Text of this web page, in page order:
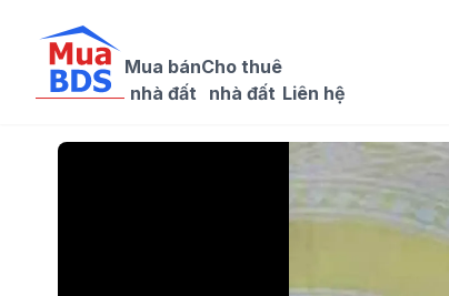
Mua bán
nhà đất
Cho thuê
nhà đất Liên hệ